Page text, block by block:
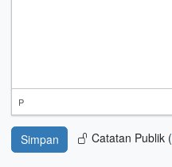
P
Catatan Publik (